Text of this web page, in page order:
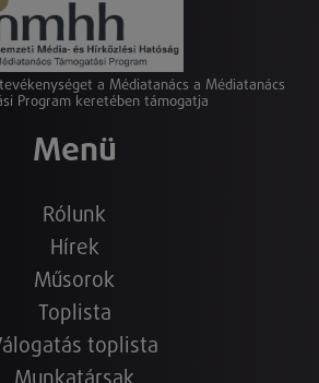
a Médiatanács a Médiatanács
Program keretében támogatja
Menü
Rólunk
Hírek
Műsorok
Toplista
toplista